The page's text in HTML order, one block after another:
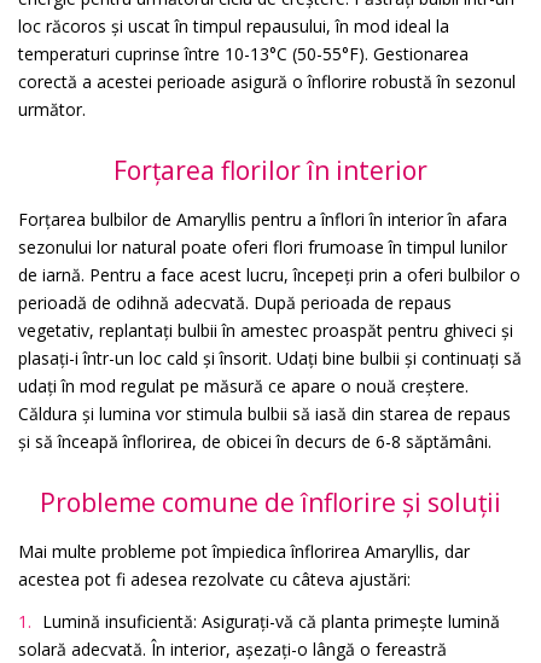
loc răcoros și uscat în timpul repausului, în mod ideal la
temperaturi cuprinse între 10-13°C (50-55°F). Gestionarea
corectă a acestei perioade asigură o înflorire robustă în sezonul
următor.
Forțarea florilor în interior
Forțarea bulbilor de Amaryllis pentru a înflori în interior în afara
sezonului lor natural poate oferi flori frumoase în timpul lunilor
de iarnă. Pentru a face acest lucru, începeți prin a oferi bulbilor o
perioadă de odihnă adecvată. După perioada de repaus
vegetativ, replantați bulbii în amestec proaspăt pentru ghiveci și
plasați-i într-un loc cald și însorit. Udați bine bulbii și continuați să
udați în mod regulat pe măsură ce apare o nouă creștere.
Căldura și lumina vor stimula bulbii să iasă din starea de repaus
și să înceapă înflorirea, de obicei în decurs de 6-8 săptămâni.
Probleme comune de înflorire și soluții
Mai multe probleme pot împiedica înflorirea Amaryllis, dar
acestea pot fi adesea rezolvate cu câteva ajustări:
Lumină insuficientă: Asigurați-vă că planta primește lumină
solară adecvată. În interior, așezați-o lângă o fereastră